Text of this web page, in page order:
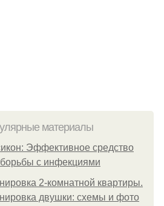
материалы
Эффективное средство
с инфекциями
2-комнатной квартиры.
двушки: схемы и фото